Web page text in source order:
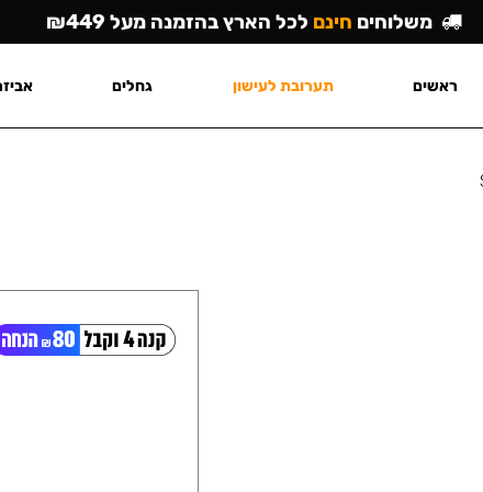
משלוחים חינם לכל הארץ בהזמנה מעל ₪449
ראשים תערובת לעישון גחלים